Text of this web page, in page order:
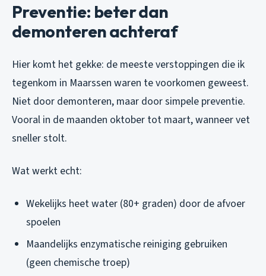
Preventie: beter dan
demonteren achteraf
Hier komt het gekke: de meeste verstoppingen die ik
tegenkom in Maarssen waren te voorkomen geweest.
Niet door demonteren, maar door simpele preventie.
Vooral in de maanden oktober tot maart, wanneer vet
sneller stolt.
Wat werkt echt:
Wekelijks heet water (80+ graden) door de afvoer
spoelen
Maandelijks enzymatische reiniging gebruiken
(geen chemische troep)